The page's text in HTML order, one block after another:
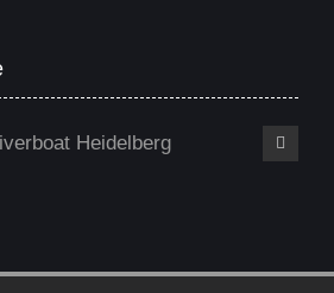
Heidelberg